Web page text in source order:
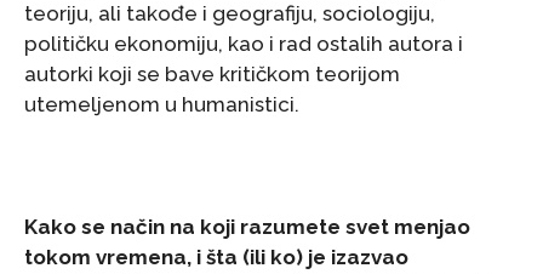
teoriju, ali takođe i geografiju, sociologiju,
političku ekonomiju, kao i rad ostalih autora i
autorki koji se bave kritičkom teorijom
utemeljenom u humanistici.
Kako se način na koji razumete svet menjao
tokom vremena, i šta (ili ko) je izazvao